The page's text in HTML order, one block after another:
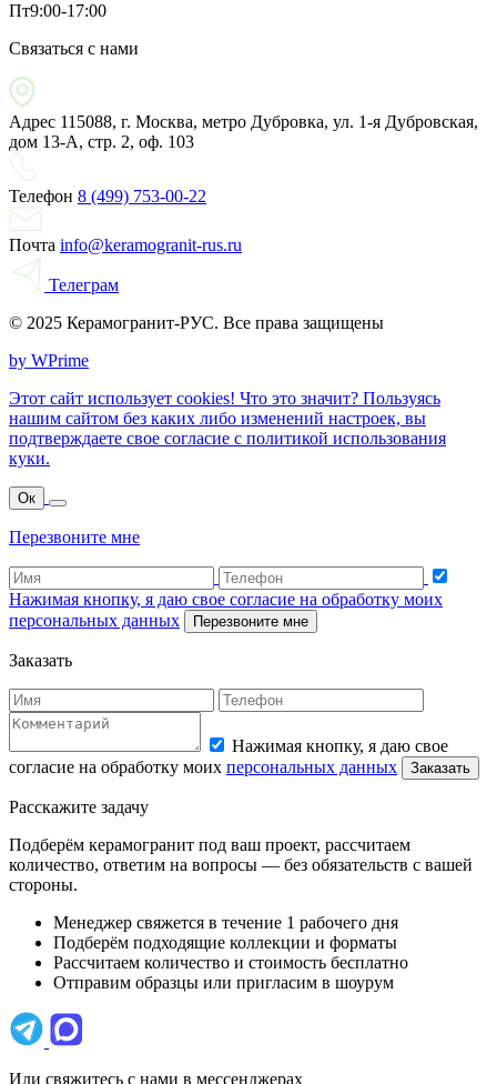
Пт9:00-17:00
Связаться с нами
Адрес 115088, г. Москва, метро Дубровка, ул. 1-я Дубровская,
дом 13-А, стр. 2, оф. 103
Телефон 8 (499) 753-00-22
Почта info@keramogranit-rus.ru
Телеграм
© 2025 Керамогранит-РУС. Все права защищены
by WPrime
Этот сайт использует cookies! Что это значит? Пользуясь
нашим сайтом без каких либо изменений настроек, вы
подтверждаете свое согласие с политикой использования
куки.
Ок
Перезвоните мне
Нажимая кнопку, я даю свое согласие на обработку моих
персональных данных
Перезвоните мне
Заказать
Нажимая кнопку, я даю свое
согласие на обработку моих персональных данных Заказать
Расскажите задачу
Подберём керамогранит под ваш проект, рассчитаем
количество, ответим на вопросы — без обязательств с вашей
стороны.
Менеджер свяжется в течение 1 рабочего дня
Подберём подходящие коллекции и форматы
Рассчитаем количество и стоимость бесплатно
Отправим образцы или пригласим в шоурум
Или свяжитесь с нами в мессенджерах